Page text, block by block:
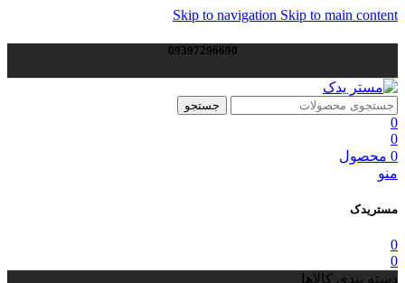
Skip to navigation Skip to main content
09397296690
جستجو
0
0
0 محصول
منو
مستریدک
0
0
دسته بندی کالاها